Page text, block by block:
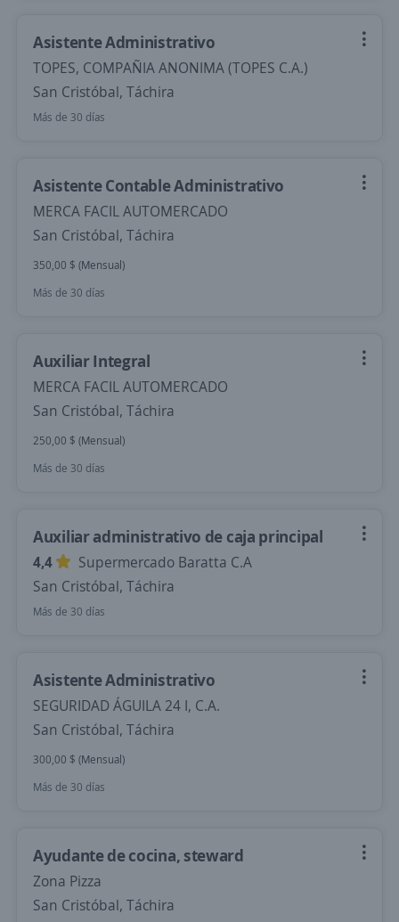
Asistente Administrativo
TOPES, COMPAÑIA ANONIMA (TOPES C.A.)
San Cristóbal, Táchira
Más de 30 días
Asistente Contable Administrativo
MERCA FACIL AUTOMERCADO
San Cristóbal, Táchira
350,00 $ (Mensual)
Más de 30 días
Auxiliar Integral
MERCA FACIL AUTOMERCADO
San Cristóbal, Táchira
250,00 $ (Mensual)
Más de 30 días
Auxiliar administrativo de caja principal
4,4
Supermercado Baratta C.A
San Cristóbal, Táchira
Más de 30 días
Asistente Administrativo
SEGURIDAD ÁGUILA 24 I, C.A.
San Cristóbal, Táchira
300,00 $ (Mensual)
Más de 30 días
Ayudante de cocina, steward
Zona Pizza
San Cristóbal, Táchira